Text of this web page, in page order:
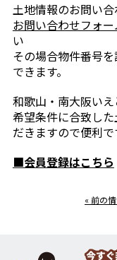
土地情報のお問い
お問い合わせフォー
い
その場合物件番号
できます。
和歌山・南大阪い
希望条件に合致し
だきますので便利で
■会員登録はこちら
« 前の